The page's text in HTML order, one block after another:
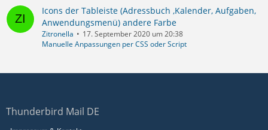
Icons der Tableiste (Adressbuch ,Kalender, Aufgaben,
Anwendungsmenü) andere Farbe
Zitronella
17. September 2020 um 20:38
Manuelle Anpassungen per CSS oder Script
Thunderbird Mail DE